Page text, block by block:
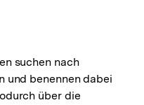
suchen nach
und benennen dabei
über die